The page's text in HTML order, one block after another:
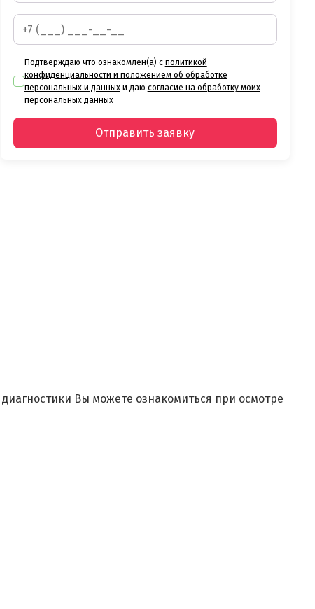
Подтверждаю что ознакомлен(а) с политикой
конфиденциальности и положением об обработке
персональных и данныхи даю согласие на обработку моих
персональных данных
Отправить заявку
Вы можете ознакомиться при осмотре